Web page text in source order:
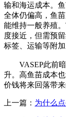
输和海运成本。
全体仍偏高，鱼
能维持一般养殖
度接近，但需预
标签、运输等附加
VASEP此前暗
升。高鱼苗成本
价钱将来回落带来
上一篇： 为什么